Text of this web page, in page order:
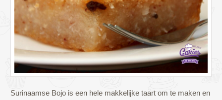
Surinaamse Bojo is een hele makkelijke taart om te maken en